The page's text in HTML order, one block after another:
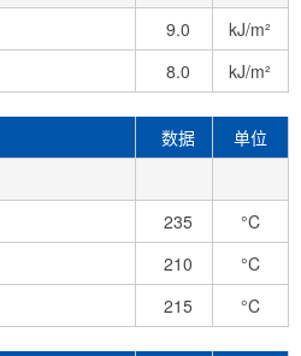
9.0
kJ/m²
8.0 kJ/m²
数据
单位
235
°C
210
°C
215 °C